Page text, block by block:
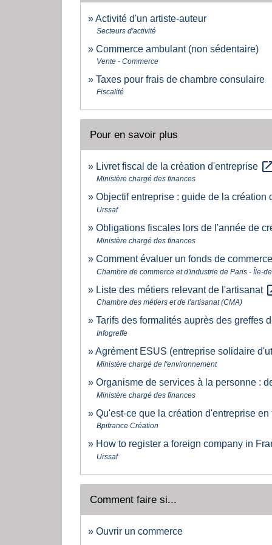
Activité d'un artiste-auteur
Secteurs d'activité
Commerce ambulant (non sédentaire)
Vente - Commerce
Taxes pour frais de chambre consulaire
Fiscalité
Pour en savoir plus
Livret fiscal de la création d'entreprise
Ministère chargé des finances
Objectif entreprise : guide de la création
Urssaf
Obligations fiscales lors de l'année de
Ministère chargé des finances
Comment évaluer un fonds de
Chambre de commerce et d'industrie de Paris - Île-
Liste des métiers relevant de l'artisanat
Chambre des métiers et de l'artisanat (CMA)
Tarifs des formalités auprès des greffes
Infogreffe
Agrément ESUS (entreprise solidaire
Ministère chargé de l'environnement
Organisme de services à la personne :
Ministère chargé des finances
Qu'est-ce que la création d'entreprise en
Bpifrance Création
How to register a foreign company in
Urssaf
Comment faire si...
Ouvrir un commerce